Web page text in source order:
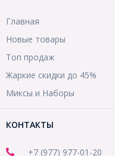
Главная
Новые товары
Топ продаж
Жаркие скидки до 45%
Миксы и Наборы
КОНТАКТЫ
+7 (977) 977-01-20